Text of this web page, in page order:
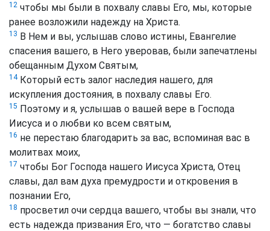
12 чтобы мы были в похвалу славы Его, мы, которые
ранее возложили надежду на Христа.
13 В Нем и вы, услышав слово истины, Евангелие
спасения вашего, в Него уверовав, были запечатлены
обещанным Духом Святым,
14Который есть залог наследия нашего, для
искупления достояния, в похвалу славы Его.
15 Поэтому и я, услышав о вашей вере в Господа
Иисуса и о любви ко всем святым,
16 не перестаю благодарить за вас, вспоминая вас в
молитвах моих,
17 чтобы Бог Господа нашего Иисуса Христа, Отец
славы, дал вам духа премудрости и откровения в
познании Его,
18 просветил очи сердца вашего, чтобы вы знали, что
есть надежда призвания Его, что — богатство славы